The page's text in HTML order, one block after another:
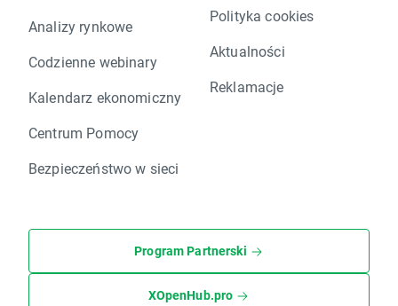
Analizy rynkowe
Codzienne webinary
Kalendarz ekonomiczny
Centrum Pomocy
Bezpieczeństwo w sieci
Polityka cookies
Aktualności
Reklamacje
Program Partnerski
XOpenHub.pro